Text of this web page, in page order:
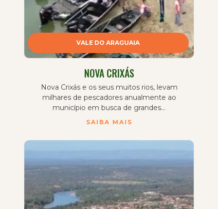
VALE DO ARAGUAIA
NOVA CRIXÁS
Nova Crixás e os seus muitos rios, levam
milhares de pescadores anualmente ao
município em busca de grandes...
SAIBA MAIS